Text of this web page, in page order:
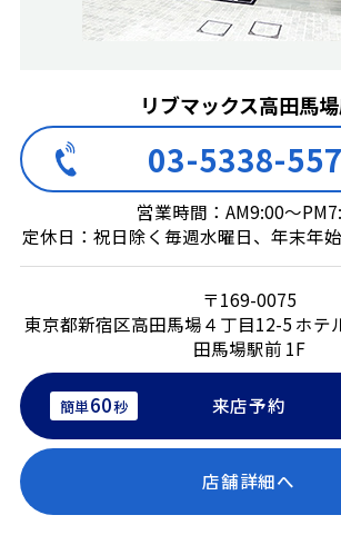
リブマックス高田馬
03-5338-
営業時間：AM9:00～
定休日：祝日除く毎週水曜日、年末年
〒169-0075
東京都新宿区高田馬場４丁目12-5 ホテ
田馬場駅前 1F
簡単60秒 来店予約
店舗詳細へ